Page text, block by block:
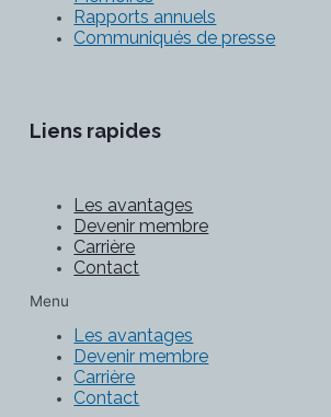
Rapports annuels
Communiqués de presse
Liens rapides
Les avantages
Devenir membre
Carrière
Contact
Menu
Les avantages
Devenir membre
Carrière
Contact